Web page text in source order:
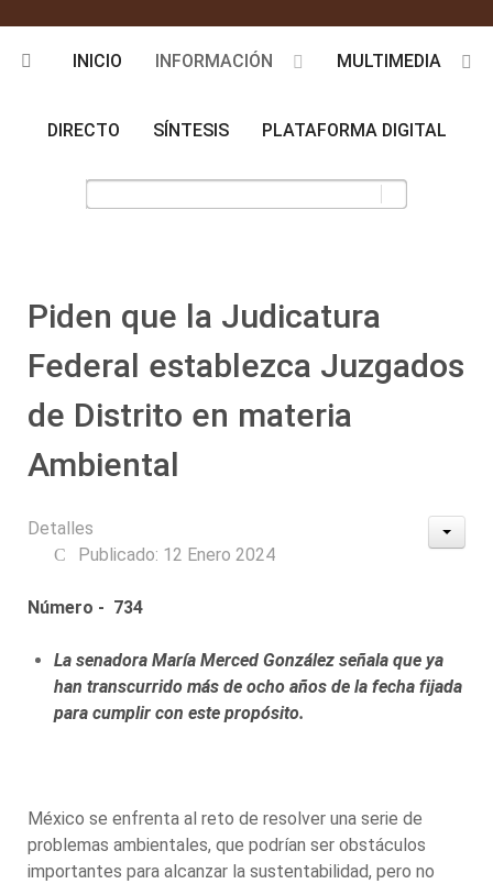
INICIO INFORMACIÓN MULTIMEDIA
DIRECTO SÍNTESIS PLATAFORMA DIGITAL
Piden que la Judicatura
Federal establezca Juzgados
de Distrito en materia
Ambiental
Detalles
Publicado: 12 Enero 2024
Número - 734
La senadora María Merced González señala que ya
han transcurrido más de ocho años de la fecha fijada
para cumplir con este propósito.
México se enfrenta al reto de resolver una serie de
problemas ambientales, que podrían ser obstáculos
importantes para alcanzar la sustentabilidad, pero no